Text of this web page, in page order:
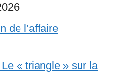
de l’affaire
« triangle » sur la